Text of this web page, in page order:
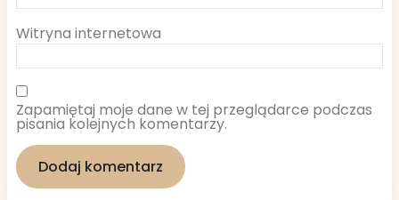
Witryna internetowa
Zapamiętaj moje dane w tej przeglądarce podczas
pisania kolejnych komentarzy.